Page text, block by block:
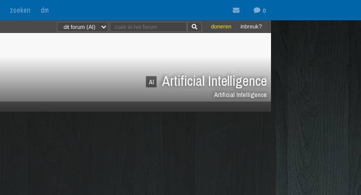
zoeken dm
AI Artificial Intelligence
Artificial Intelligence
inbreuk?
doneren